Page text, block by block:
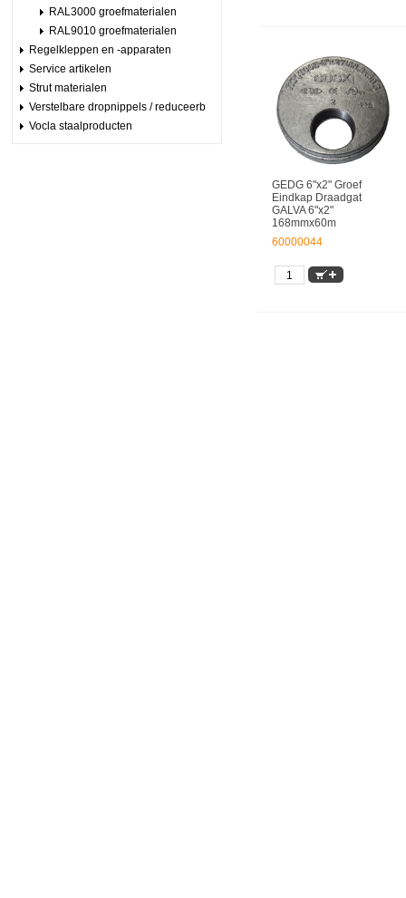
RAL3000 groefmaterialen
RAL9010 groefmaterialen
Regelkleppen en -apparaten
Service artikelen
Strut materialen
Verstelbare dropnippels / reduceerb
Vocla staalproducten
GEDG 6"x2" Groef
Eindkap Draadgat
GALVA 6"x2"
168mmx60m
60000044